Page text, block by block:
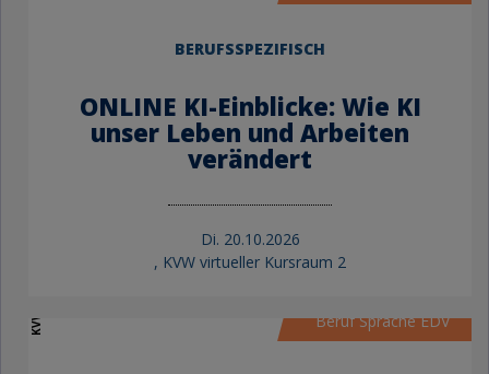
BERUFSSPEZIFISCH
ONLINE KI-Einblicke: Wie KI
unser Leben und Arbeiten
verändert
Di. 20.10.2026
, KVW virtueller Kursraum 2
KVW Bildung Beruf Sprache EDV